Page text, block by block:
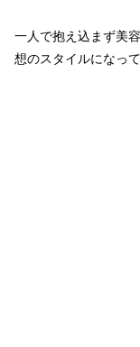
一人で抱え込まず美
想のスタイルになっ